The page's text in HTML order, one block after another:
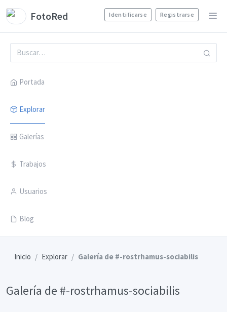
FotoRed Identificarse Registrarse
Portada
Explorar
Galerías
Trabajos
Usuarios
Blog
Inicio Explorar Galería de #-rostrhamus-sociabilis
Galería de #-rostrhamus-sociabilis